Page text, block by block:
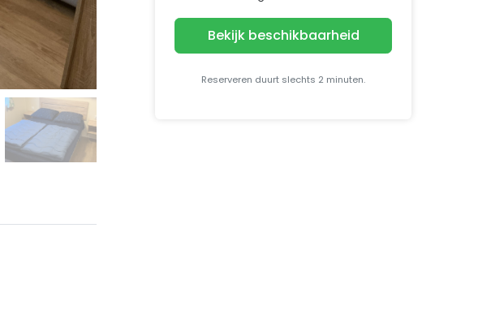
Bekijk beschikbaarheid
Reserveren duurt slechts 2 minuten.